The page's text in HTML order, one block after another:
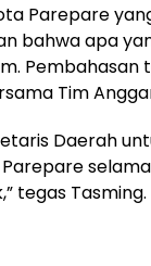
Parepare
bahwa apa
Pembahasan
Tim
Daerah
tegas